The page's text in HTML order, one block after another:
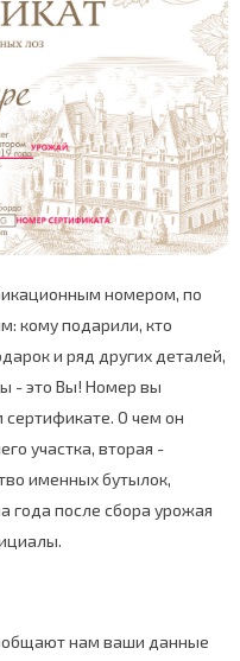
номером, по
кому подарили, кто
и ряд других деталей,
- это Вы! Номер вы
О чем он
участка, вторая -
именных бутылок,
года после сбора урожая
нам ваши данные